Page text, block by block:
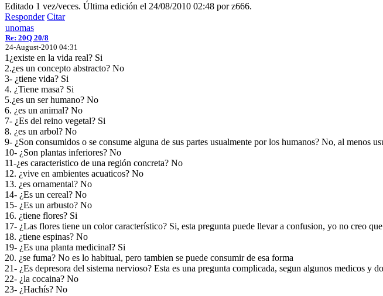
Editado 1 vez/veces. Última edición el 24/08/2010 02:48 por z666.
Responder Citar
unomas
Re: 20Q 20/8
24-August-2010 04:31
1¿existe en la vida real? Si
2.¿es un concepto abstracto? No
3- ¿tiene vida? Si
4. ¿Tiene masa? Si
5.¿es un ser humano? No
6. ¿es un animal? No
7- ¿Es del reino vegetal? Si
8. ¿es un arbol? No
9- ¿Son consumidos o se consume alguna de sus partes usualmente por los humanos? No, al menos
10- ¿Son plantas inferiores? No
11-¿es caracteristico de una región concreta? No
12. ¿vive en ambientes acuaticos? No
13. ¿es ornamental? No
14- ¿Es un cereal? No
15- ¿Es un arbusto? No
16. ¿tiene flores? Si
17- ¿Las flores tiene un color característico? Si, esta pregunta puede llevar a confusion, yo no creo
18. ¿tiene espinas? No
19- ¿Es una planta medicinal? Si
20. ¿se fuma? No es lo habitual, pero tambien se puede consumir de esa forma
21- ¿Es depresora del sistema nervioso? Esta es una pregunta complicada, segun algunos medicos
22- ¿la cocaina? No
23- ¿Hachís? No